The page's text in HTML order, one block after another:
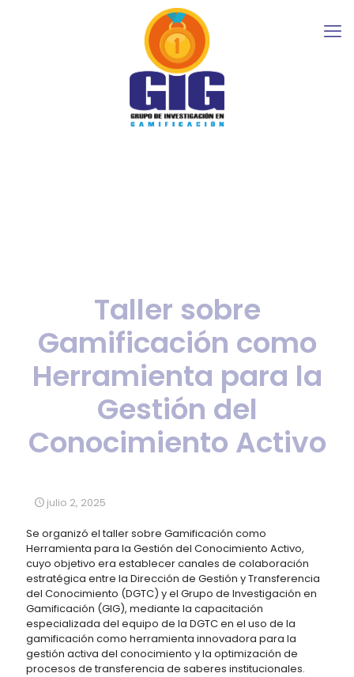
Taller sobre
Gamificación como
Herramienta para la
Gestión del
Conocimiento Activo
julio 2, 2025
Se organizó el taller sobre Gamificación como
Herramienta para la Gestión del Conocimiento Activo,
cuyo objetivo era establecer canales de colaboración
estratégica entre la Dirección de Gestión y Transferencia
del Conocimiento (DGTC) y el Grupo de Investigación en
Gamificación (GIG), mediante la capacitación
especializada del equipo de la DGTC en el uso de la
gamificación como herramienta innovadora para la
gestión activa del conocimiento y la optimización de
procesos de transferencia de saberes institucionales.